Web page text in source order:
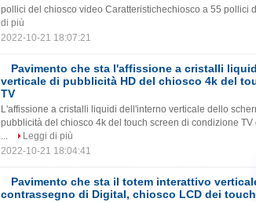
pollici del chiosco video Caratteristichechiosco a 55 pollici
di più
2022-10-21 18:07:21
Pavimento che sta l'affissione a cristalli
verticale di pubblicità HD del chiosco 4k del
TV
L'affissione a cristalli liquidi dell'interno verticale dello
pubblicità del chiosco 4k del touch screen di condizione
...
Leggi di più
2022-10-21 18:04:41
Pavimento che sta il totem interattivo
contrassegno di Digital, chiosco LCD dei touch